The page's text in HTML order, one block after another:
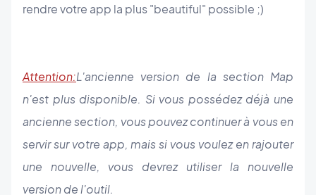
rendre votre app la plus "beautiful" possible ;)
Attention:L'ancienne version de la section Map
n'est plus disponible. Si vous possédez déjà une
ancienne section, vous pouvez continuer à vous en
servir sur votre app, mais si vous voulez en rajouter
une nouvelle, vous devrez utiliser la nouvelle
version de l'outil.